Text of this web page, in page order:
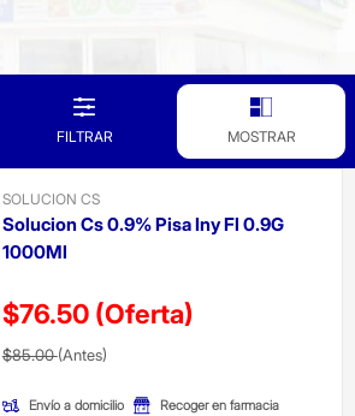
FILTRAR MOSTRAR
SOLUCION CS
Solucion Cs 0.9% Pisa Iny Fl 0.9G
1000Ml
$76.50 (Oferta)
Precio reducido de
$85.00(Antes)(Oferta)
Envío a domicilio Recoger en farmacia